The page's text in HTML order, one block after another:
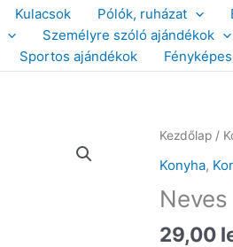
Kulacsok Pólók, ruházat
Személyre szóló ajándékok
Sportos ajándékok
Kezdőlap /
Konyha,
29,00